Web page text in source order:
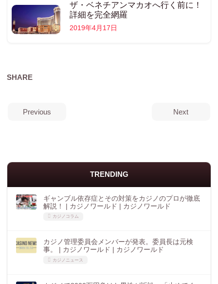
ザ・ベネチアンマカオへ行く前に！
詳細を完全網羅
2019年4月17日
SHARE
Previous Next
TRENDING
ギャンブル依存症とその対策をカジノのプロが徹底
解説！ | カジノワールド | カジノワールド
カジノコラム
カジノ管理委員会メンバーが発表。委員長は元検
事。 | カジノワールド | カジノワールド
カジノニュース